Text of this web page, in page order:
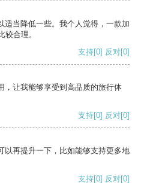
适当降低一些。我个人觉得，一款加
合理。
支持[0] 反对[0]
，让我能够享受到高品质的旅行体
支持[0] 反对[0]
以再提升一下，比如能够支持更多地
支持[0] 反对[0]